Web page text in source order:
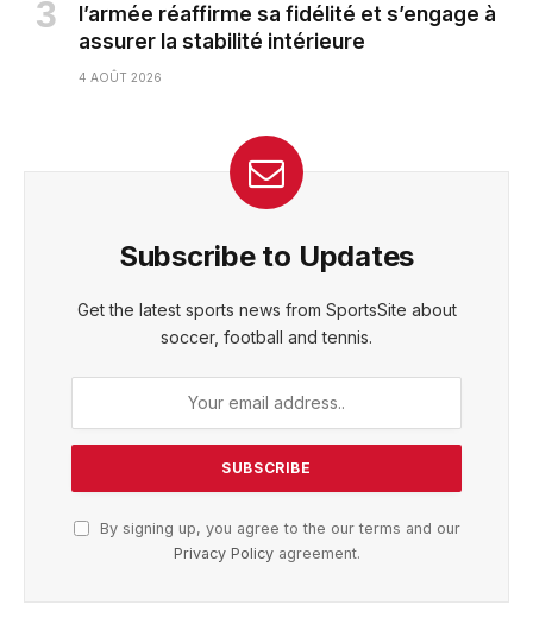
l’armée réaffirme sa fidélité et s’engage à
assurer la stabilité intérieure
4 AOÛT 2026
Subscribe to Updates
Get the latest sports news from SportsSite about
soccer, football and tennis.
By signing up, you agree to the our terms and our
Privacy Policyagreement.